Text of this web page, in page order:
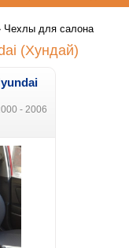
Чехлы для салона
(Хундай)
- 2006